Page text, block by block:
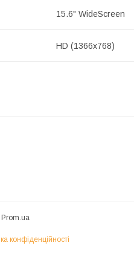
15.6" WideScreen
HD (1366x768)
Prom.ua
конфіденційності